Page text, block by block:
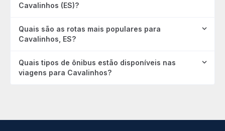
Cavalinhos (ES)?
Quais são as rotas mais populares para
Cavalinhos, ES?
Quais tipos de ônibus estão disponíveis nas
viagens para Cavalinhos?